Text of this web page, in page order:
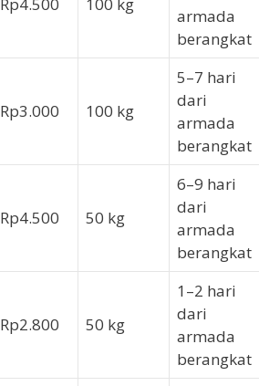
Rp4.500 100 kg
armada
berangkat
Rp3.000 100 kg
5–7 hari
dari
armada
berangkat
Rp4.500 50 kg
6–9 hari
dari
armada
berangkat
Rp2.800 50 kg
1–2 hari
dari
armada
berangkat